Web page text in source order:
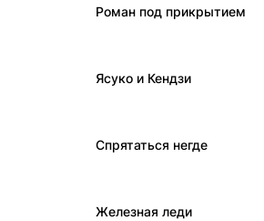
Роман под прикрытием
Ясуко и Кендзи
Спрятаться негде
Железная леди